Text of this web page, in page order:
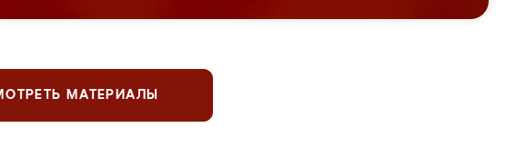
МАТЕРИАЛЫ